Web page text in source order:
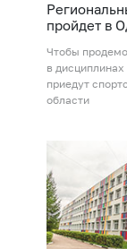
пройдет в
Чтобы
в
приедут
области